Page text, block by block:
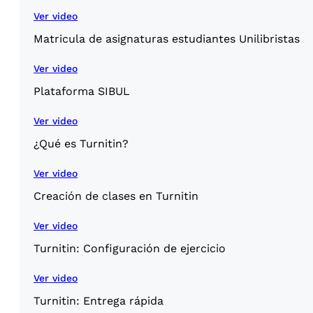
Ver video
Matricula de asignaturas estudiantes Unilibristas
Ver video
Plataforma SIBUL
Ver video
¿Qué es Turnitin?
Ver video
Creación de clases en Turnitin
Ver video
Turnitin: Configuración de ejercicio
Ver video
Turnitin: Entrega rápida